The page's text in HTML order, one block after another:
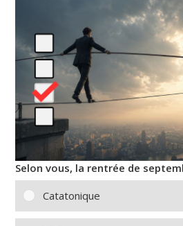
Selon vous, la rentrée de
Catatonique